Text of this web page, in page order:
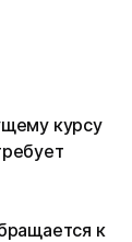
курсу
к